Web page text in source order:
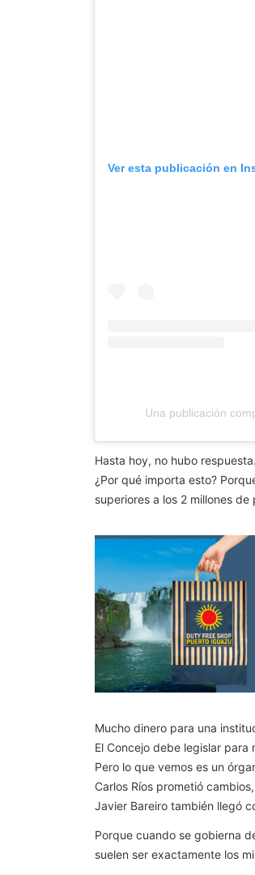
Ver esta publicación en
Una publicación
Hasta hoy, no hubo
¿Por qué importa esto?
superiores a los 2 millones
Mucho dinero para una
El Concejo debe legislar
Pero lo que vemos es un
Carlos Ríos prometió
Javier Bareiro también llegó
Porque cuando se gobierna
suelen ser exactamente los